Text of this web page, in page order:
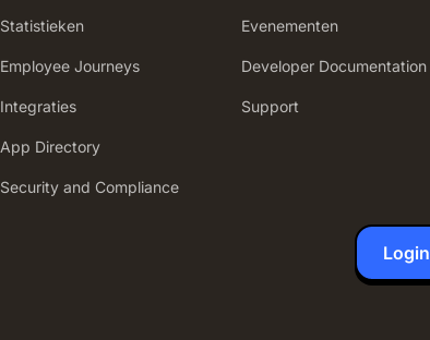
Statistieken
Employee Journeys
Integraties
App Directory
Security and Compliance
Evenementen
Developer Documentation
Support
Login